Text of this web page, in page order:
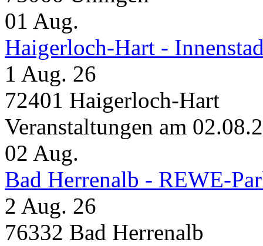
01 Aug.
Haigerloch-Hart -
1 Aug. 26
72401 Haigerloch-Hart
Veranstaltungen am
02 Aug.
Bad Herrenalb - REWE-
2 Aug. 26
76332 Bad Herrenalb